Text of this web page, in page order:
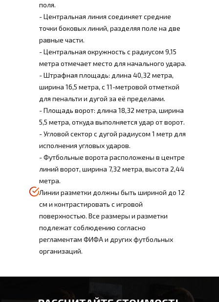
поля.
- Центральная линия соединяет средние
точки боковых линий, разделяя поле на две
равные части.
- Центральная окружность с радиусом 9,15
метра отмечает место для начального удара.
- Штрафная площадь: длина 40,32 метра,
ширина 16,5 метра, с 11-метровой отметкой
для пенальти и дугой за её пределами.
- Площадь ворот: длина 18,32 метра, ширина
5,5 метра, откуда выполняется удар от ворот.
- Угловой сектор с дугой радиусом 1 метр для
исполнения угловых ударов.
- Футбольные ворота расположены в центре
линий ворот, ширина 7,32 метра, высота 2,44
метра.
Линии разметки должны быть шириной до 12
см и контрастировать с игровой
поверхностью. Все размеры и разметки
подлежат соблюдению согласно
регламентам ФИФА и других футбольных
организаций.